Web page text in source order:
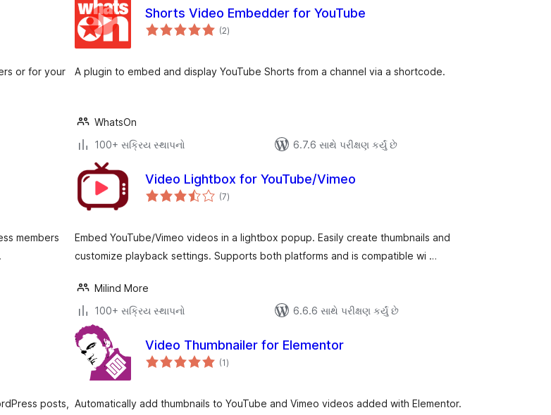
or for your
Shorts Video Embedder for YouTube
(2કુલ
રેટિંગ્સ
)
A plugin to embed and display YouTube Shorts from a channel via a shortcode.
WhatsOn
100+ સક્રિય સ્થાપનો
6.7.6 સાથે પરીક્ષણ કર્યું છે
members
Video Lightbox for YouTube/Vimeo
(7કુલ
રેટિંગ્સ
)
Embed YouTube/Vimeo videos in a lightbox popup. Easily create thumbnails and
customize playback settings. Supports both platforms and is compatible wi …
Milind More
100+ સક્રિય સ્થાપનો
6.6.6 સાથે પરીક્ષણ કર્યું છે
posts,
Video Thumbnailer for Elementor
(1કુલ
રેટિંગ્સ
)
Automatically add thumbnails to YouTube and Vimeo videos added with Elementor.